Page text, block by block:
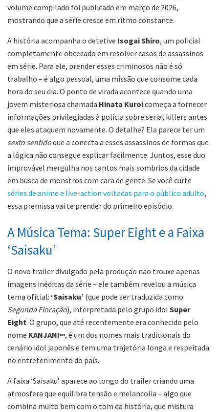
volume compilado foi publicado em março de 2026,
mostrando que a série cresce em ritmo constante.
A história acompanha o detetive Isogai Shiro, um policial
completamente obcecado em resolver casos de assassinos
em série. Para ele, prender esses criminosos não é só
trabalho – é algo pessoal, uma missão que consome cada
hora do seu dia. O ponto de virada acontece quando uma
jovem misteriosa chamada Hinata Kuroicomeça a fornecer
informações privilegiadas à polícia sobre serial killers antes
que eles ataquem novamente. O detalhe? Ela parece ter um
sexto sentidoque a conecta a esses assassinos de formas que
a lógica não consegue explicar facilmente. Juntos, esse duo
improvável mergulha nos cantos mais sombrios da cidade
em busca de monstros com cara de gente. Se você curte
séries de anime e live-action voltadas para o público adulto,
essa premissa vai te prender do primeiro episódio.
A Música Tema: Super Eight e a Faixa
‘Saisaku’
O novo trailer divulgado pela produção não trouxe apenas
imagens inéditas da série – ele também revelou a música
tema oficial: ‘Saisaku’ (que pode ser traduzida como
Segunda Floração), interpretada pelo grupo idol Super
Eight. O grupo, que até recentemente era conhecido pelo
nome KANJANI∞, é um dos nomes mais tradicionais do
cenário idol japonês e tem uma trajetória longa e respeitada
no entretenimento do país.
A faixa ‘Saisaku’ aparece ao longo do trailer criando uma
atmosfera que equilibra tensão e melancolia – algo que
combina muito bem com o tom da história, que mistura